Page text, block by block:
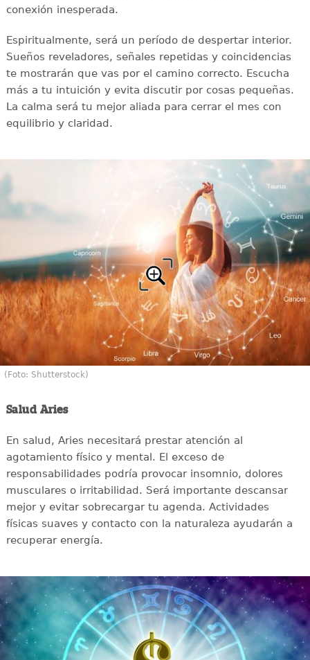
conexión inesperada.
Espiritualmente, será un período de despertar interior.
Sueños reveladores, señales repetidas y coincidencias
te mostrarán que vas por el camino correcto. Escucha
más a tu intuición y evita discutir por cosas pequeñas.
La calma será tu mejor aliada para cerrar el mes con
equilibrio y claridad.
(Foto: Shutterstock)
Salud Aries
En salud, Aries necesitará prestar atención al
agotamiento físico y mental. El exceso de
responsabilidades podría provocar insomnio, dolores
musculares o irritabilidad. Será importante descansar
mejor y evitar sobrecargar tu agenda. Actividades
físicas suaves y contacto con la naturaleza ayudarán a
recuperar energía.